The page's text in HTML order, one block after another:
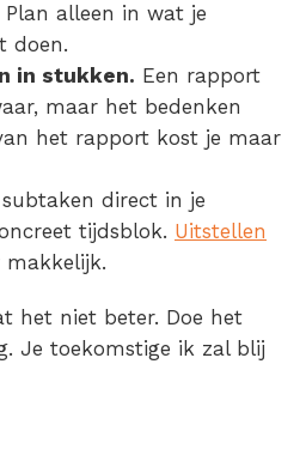
Plan alleen in wat je
doen.
in stukken. Een rapport
maar het bedenken
het rapport kost je maar
direct in je
tijdsblok. Uitstellen
het niet beter. Doe het
Je toekomstige ik zal blij